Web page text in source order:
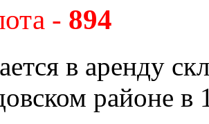
- 894
в аренду
районе